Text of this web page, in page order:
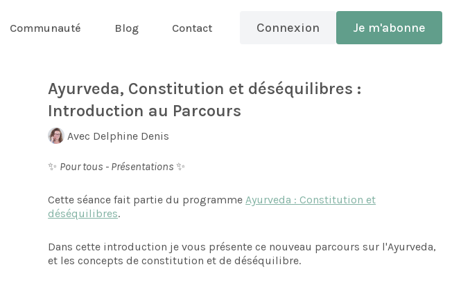
Communauté Blog Contact Connexion Je m'abonne
Ayurveda, Constitution et déséquilibres :
Introduction au Parcours
Avec Delphine Denis
✨ Pour tous - Présentations✨
Cette séance fait partie du programmeAyurveda : Constitution et
déséquilibres.
Dans cette introduction je vous présente ce nouveau parcours sur l'Ayurveda,
et les concepts de constitution et de déséquilibre.